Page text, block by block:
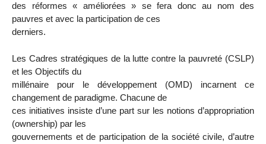
des réformes « améliorées » se fera donc au nom des
pauvres et avec la participation de ces
derniers.
Les Cadres stratégiques de la lutte contre la pauvreté (CSLP)
et les Objectifs du
millénaire pour le développement (OMD) incarnent ce
changement de paradigme. Chacune de
ces initiatives insiste d’une part sur les notions d’appropriation
(ownership) par les
gouvernements et de participation de la société civile, d’autre